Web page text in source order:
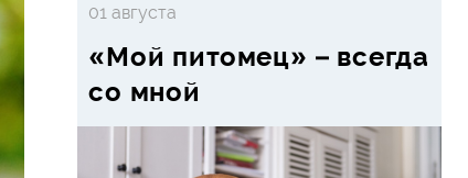
01 августа
«Мой питомец» – всегда
со мной